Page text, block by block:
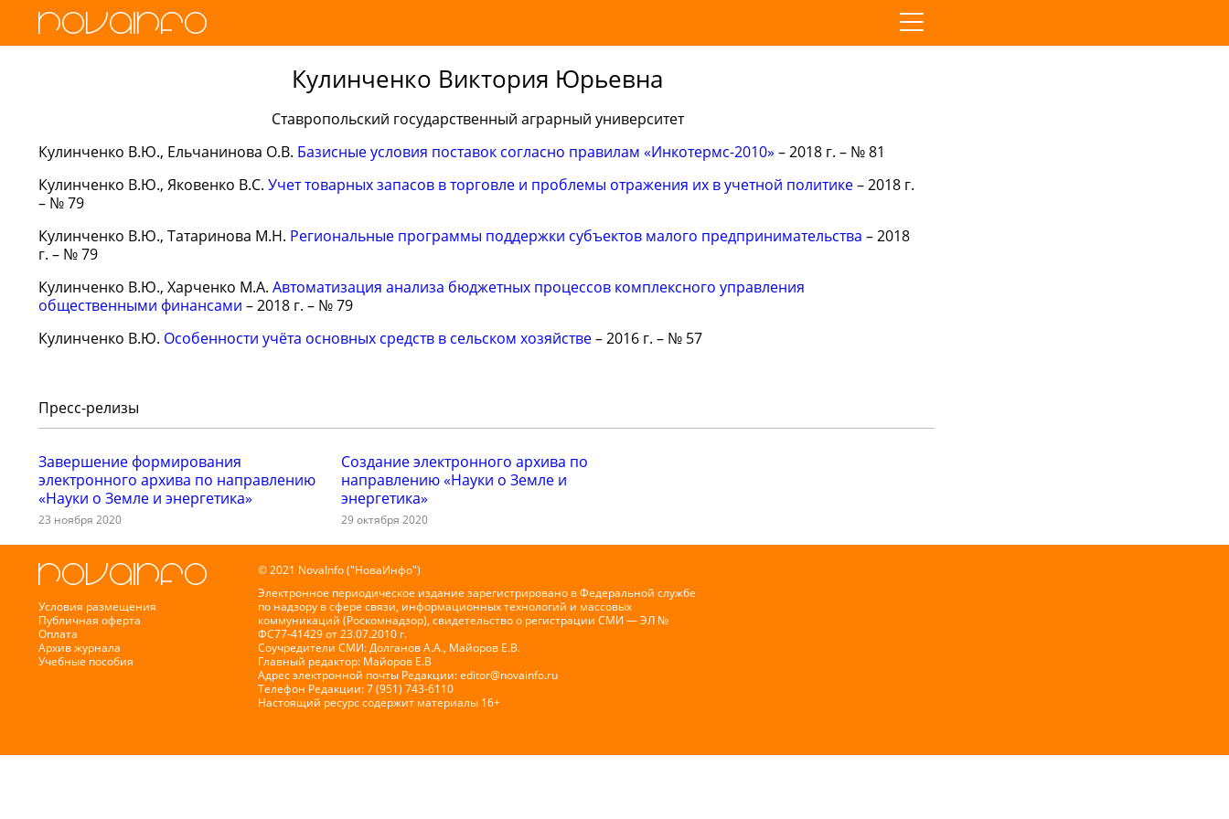
Кулинченко Виктория Юрьевна
Ставропольский государственный аграрный университет
Кулинченко В.Ю., Ельчанинова О.В. Базисные условия поставок согласно правилам «Инкотермс-2010» – 2018 г. – № 81
Кулинченко В.Ю., Яковенко В.С. Учет товарных запасов в торговле и проблемы отражения их в учетной политике– 2018 г.
– № 79
Кулинченко В.Ю., Татаринова М.Н. Региональные программы поддержки субъектов малого предпринимательства – 2018
г. – № 79
Кулинченко В.Ю., Харченко М.А. Автоматизация анализа бюджетных процессов комплексного управления
общественными финансами – 2018 г. – № 79
Кулинченко В.Ю. Особенности учёта основных средств в сельском хозяйстве– 2016 г. – № 57
Пресс-релизы
Завершение формирования
электронного архива по направлению
«Науки о Земле и энергетика»
23 ноября 2020
Создание электронного архива по
направлению «Науки о Земле и
энергетика»
29 октября 2020
Условия размещения
Публичная оферта
Оплата
Архив журнала
Учебные пособия
© 2021 NovaInfo ("НоваИнфо")
Электронное периодическое издание зарегистрировано в Федеральной службе
по надзору в сфере связи, информационных технологий и массовых
коммуникаций (Роскомнадзор), свидетельство о регистрации СМИ — ЭЛ №
ФС77-41429 от 23.07.2010 г.
Соучредители СМИ: Долганов А.А., Майоров Е.В.
Главный редактор: Майоров Е.В
Адрес электронной почты Редакции:editor@novainfo.ru
Телефон Редакции: 7 (951) 743-6110
Настоящий ресурс содержит материалы 16+